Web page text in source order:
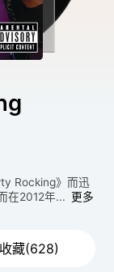
Rocking》而迅
在2012年... 更多
收藏(628)